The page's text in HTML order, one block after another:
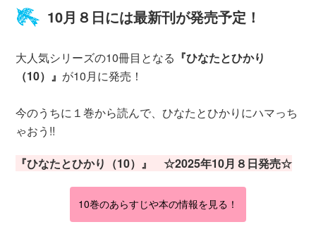
10月８日には最新刊が発売予定！
大人気シリーズの10冊目となる 『ひなたとひかり
（10）』 が10月に発売！
今のうちに１巻から読んで、ひなたとひかりにハマっち
ゃおう!!
『ひなたとひかり（10）』 ☆2025年10月８日発売☆
10巻のあらすじや本の情報を見る！